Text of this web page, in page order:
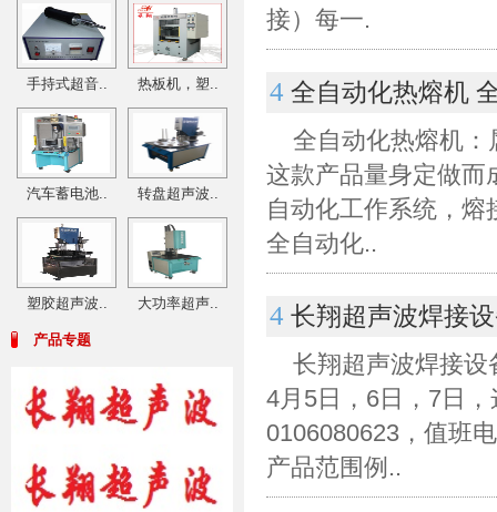
手持式超音.. 热板机，塑..
汽车蓄电池.. 转盘超声波..
塑胶超声波.. 大功率超声..
产品专题
接）每一.
4 全自动化热熔机
全自动化热熔机
这款产品量身定做而
自动化工作系统，
全自动化..
4 长翔超声波焊接
长翔超声波焊接设
4月5日，6日，7日
0106080623，值班
产品范围例..